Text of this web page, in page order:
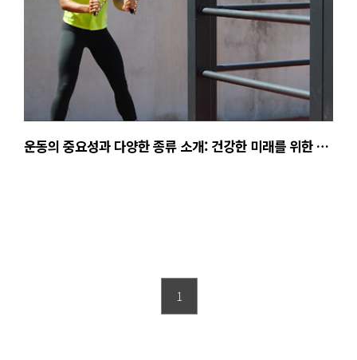
운동의 중요성과 다양한 종류 소개: 건강한 미래를 위한 선
1